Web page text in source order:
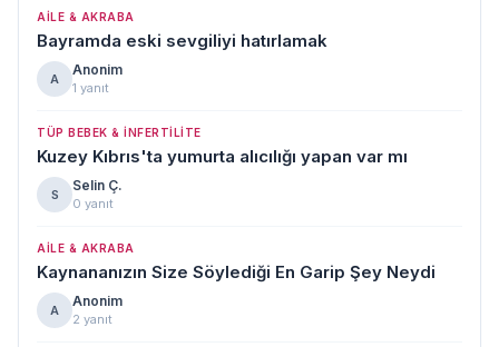
AILE & AKRABA
Bayramda eski sevgiliyi hatırlamak
A
Anonim
1 yanıt
TÜP BEBEK & İNFERTILITE
Kuzey Kıbrıs'ta yumurta alıcılığı yapan var mı
S
Selin Ç.
0 yanıt
AILE & AKRABA
Kaynananızın Size Söylediği En Garip Şey Neydi
A
Anonim
2 yanıt